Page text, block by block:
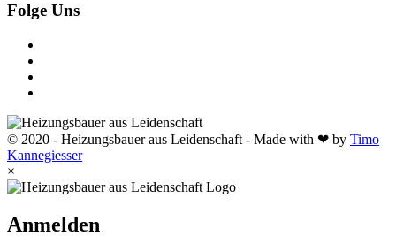
Folge Uns
© 2020 - Heizungsbauer aus Leidenschaft - Made with ❤ by Timo
Kannegiesser
×
Anmelden